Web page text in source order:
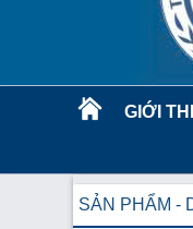
GIỚI
SẢN PHẨM -